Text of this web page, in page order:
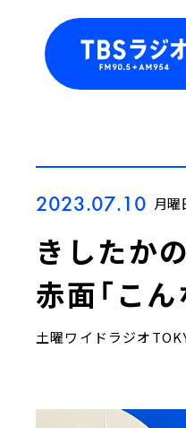
2023.07.10 月曜
きしたか
赤面「こ
土曜ワイドラジオ